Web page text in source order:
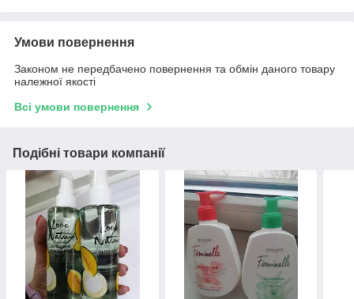
Умови повернення
Законом не передбачено повернення та обмін даного товару
належної якості
Всі умови повернення
Подібні товари компанії